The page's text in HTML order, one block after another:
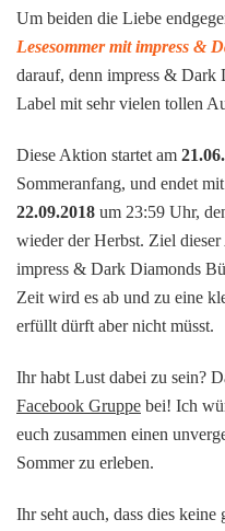
Um beiden die Liebe
Lesesommer mit impress &
darauf, denn impress & Dark
Label mit sehr vielen tollen
Diese Aktion startet am
Sommeranfang, und endet
22.09.2018 um 23:59 Uhr,
wieder der Herbst. Ziel
impress & Dark Diamonds
Zeit wird es ab und zu eine
erfüllt dürft aber nicht müsst.
Ihr habt Lust dabei zu sein?
Facebook Gruppe bei! Ich
euch zusammen einen
Sommer zu erleben.
Ihr seht auch, dass dies